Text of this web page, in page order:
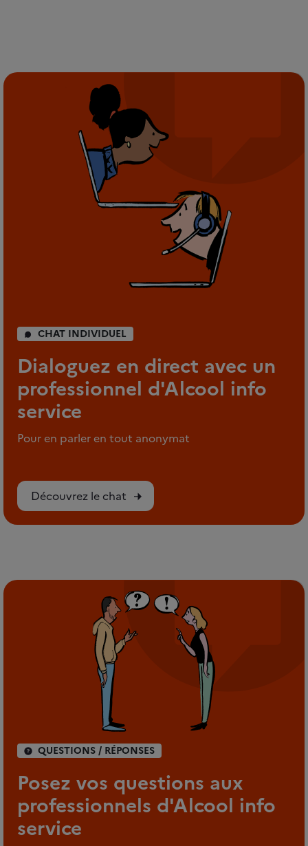
CHAT INDIVIDUEL
Dialoguez en direct avec un
professionnel d'Alcool info
service
Pour en parler en tout anonymat
Découvrez le chat
QUESTIONS / RÉPONSES
Posez vos questions aux
professionnels d'Alcool info
service